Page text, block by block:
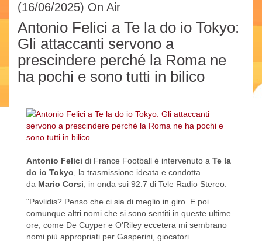
(16/06/2025) On Air
Antonio Felici a Te la do io Tokyo:
Gli attaccanti servono a
prescindere perché la Roma ne
ha pochi e sono tutti in bilico
Antonio Felici di France Football è intervenuto a Te la
do io Tokyo, la trasmissione ideata e condotta
da Mario Corsi, in onda sui 92.7 di Tele Radio Stereo.
"Pavlidis? Penso che ci sia di meglio in giro. E poi
comunque altri nomi che si sono sentiti in queste ultime
ore, come De Cuyper e O'Riley eccetera mi sembrano
nomi più appropriati per Gasperini, giocatori